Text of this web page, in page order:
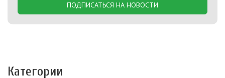
ПОДПИСАТЬСЯ НА НОВОСТИ
Категории